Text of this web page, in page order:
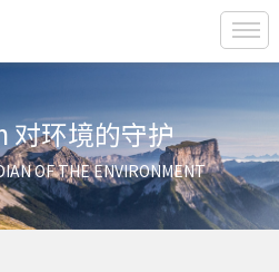
对环境的守护
OF THE ENVIRONMENT